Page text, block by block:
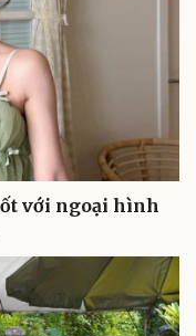
với ngoại hình